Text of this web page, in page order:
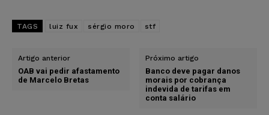
TAGS luiz fux sérgio moro stf
Artigo anterior
OAB vai pedir afastamento
de Marcelo Bretas
Próximo artigo
Banco deve pagar danos
morais por cobrança
indevida de tarifas em
conta salário